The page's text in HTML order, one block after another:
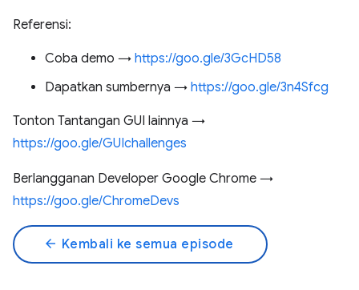
Referensi:
Coba demo → https://goo.gle/3GcHD58
Dapatkan sumbernya → https://goo.gle/3n4Sfcg
Tonton Tantangan GUI lainnya →
https://goo.gle/GUIchallenges
Berlangganan Developer Google Chrome →
https://goo.gle/ChromeDevs
arrow_back Kembali ke semua episode